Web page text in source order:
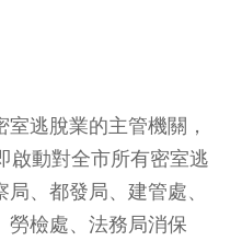
逃脫業的主管機關，
啟動對全市所有密室逃
、都發局、建管處、
勞檢處、法務局消保